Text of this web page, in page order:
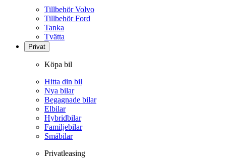
Tillbehör Volvo
Tillbehör Ford
Tanka
Tvätta
Privat
Köpa bil
Hitta din bil
Nya bilar
Begagnade bilar
Elbilar
Hybridbilar
Familjebilar
Småbilar
Privatleasing